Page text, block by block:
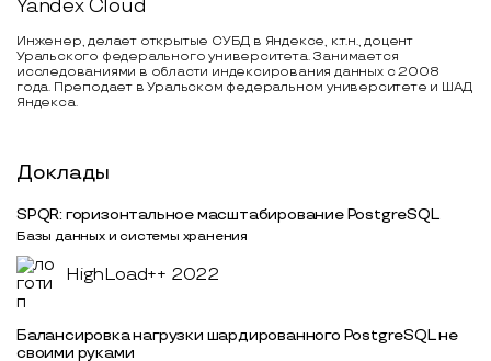
Yandex Cloud
Инженер, делает открытые СУБД в Яндексе, к.т.н., доцент
Уральского федерального университета. Занимается
исследованиями в области индексирования данных с 2008
года. Преподает в Уральском федеральном университете и ШАД
Яндекса.
Доклады
SPQR: горизонтальное масштабирование PostgreSQL
Базы данных и системы хранения
HighLoad++ 2022
Балансировка нагрузки шардированного PostgreSQL не
своими руками